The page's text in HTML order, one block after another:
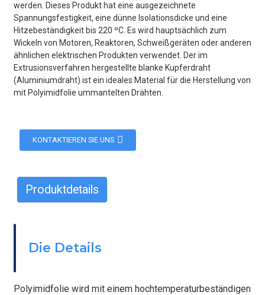
werden. Dieses Produkt hat eine ausgezeichnete
Spannungsfestigkeit, eine dünne Isolationsdicke und eine
Hitzebeständigkeit bis 220 ºC. Es wird hauptsächlich zum
Wickeln von Motoren, Reaktoren, Schweißgeräten oder anderen
ähnlichen elektrischen Produkten verwendet. Der im
Extrusionsverfahren hergestellte blanke Kupferdraht
(Aluminiumdraht) ist ein ideales Material für die Herstellung von
mit Polyimidfolie ummantelten Drähten.
KONTAKTIEREN SIE UNS
Produktdetails
Die Details
Polyimidfolie wird mit einem hochtemperaturbeständigen